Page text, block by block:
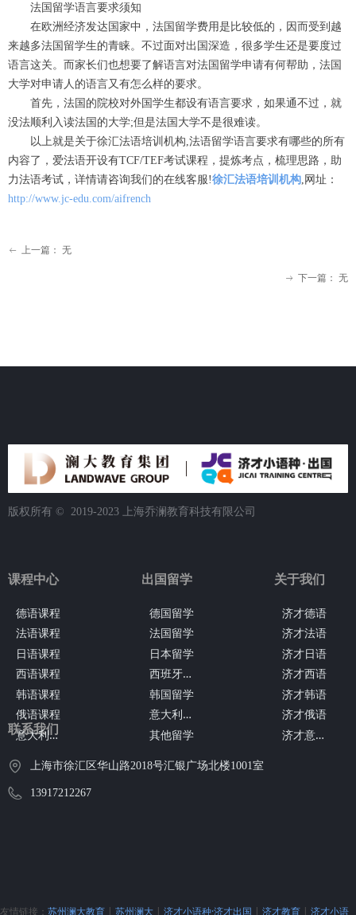
法国留学语言要求须知
在欧洲经济发达国家中，法国留学费用是比较低的，因而受到越
来越多法国留学生的青睐。不过面对出国深造，很多学生还是要度过
语言这关。而家长们也想要了解语言对法国留学申请有何帮助，法国
大学对申请人的语言又有怎么样的要求。
首先，法国的院校对外国学生都设有语言要求，如果通不过，就
没法顺利入读法国的大学;但是法国大学不是很难读。
以上就是关于徐汇法语培训机构,法语留学语言要求有哪些的所有
内容了，爱法语开设有TCF/TEF考试课程，提炼考点，梳理思路，助
力法语考试，详情请咨询我们的在线客服!徐汇法语培训机构 ,网址：
http://www.jc-edu.com/aifrench
ꂃ 上一篇： 无
ꁹ 下一篇： 无
版权所有 ©  2019-2023 上海乔澜教育科技有限公司
课程中心
德语课程
法语课程
日语课程
西语课程
韩语课程
俄语课程
意
大利语课程
德国留学
法国留学
日本留学
西
班牙留学
韩国留学
意
大利留学
其他留学
出国留学
济才德语
济才法语
济才日语
济才西语
济才韩语
济才俄语
济
才意大利语
关于我们
联系我们
上海市徐汇区华山路2018号汇银广场北楼1001室
13917212267
友情链接： 苏州澜大教育 | 苏州澜大 | 济才小语种·济才出国 | 济才教育 | 济才小语